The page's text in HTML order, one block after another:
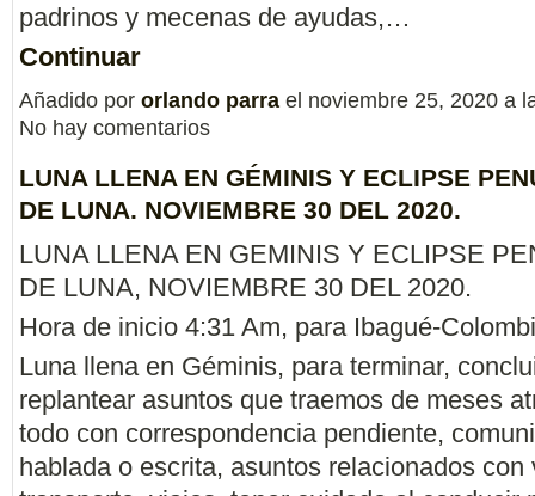
padrinos y mecenas de ayudas,…
Continuar
Añadido por orlando parra el noviembre 25, 2020 a
No hay comentarios
LUNA LLENA EN GÉMINIS Y ECLIPSE
DE LUNA. NOVIEMBRE 30 DEL 2020.
LUNA LLENA EN GEMINIS Y ECLIPSE
DE LUNA, NOVIEMBRE 30 DEL 2020.
Hora de inicio 4:31 Am, para Ibagué-
Luna llena en Géminis, para terminar,
replantear asuntos que traemos de meses
todo con correspondencia pendiente,
hablada o escrita, asuntos relacionados con